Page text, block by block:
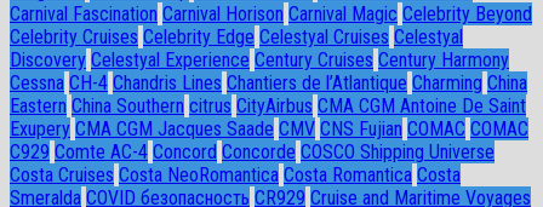
Carnival Fascination Carnival Horison Carnival Magic Celebrity Beyond
Celebrity Cruises Celebrity Edge Celestyal Cruises Celestyal
Discovery Celestyal Experience Century Cruises Century Harmony
Cessna CH-4 Chandris Lines Chantiers de l’Atlantique Charming China
Eastern China Southern citrus CityAirbus CMA CGM Antoine De Saint
Exupery CMA CGM Jacques Saade CMV CNS Fujian COMAC COMAC
C929 Comte AC-4 Concord Concorde COSCO Shipping Universe
Costa Cruises Costa NeoRomantica Costa Romantica Costa
Smeralda COVID безопасность CR929 Cruise and Maritime Voyages